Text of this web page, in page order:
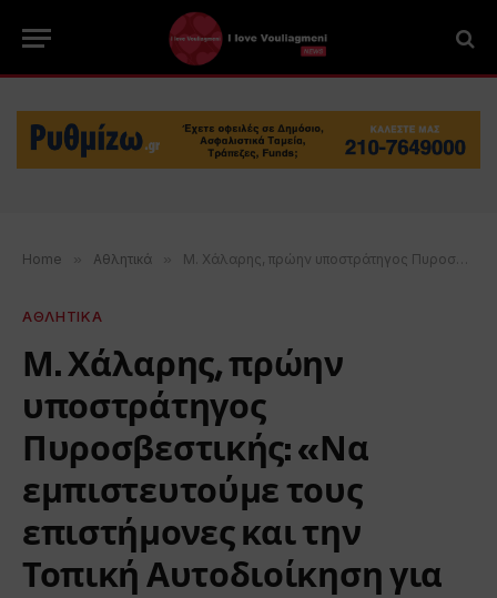
Home » Αθλητικά » Μ. Χάλαρης, πρώην υποστράτηγος Πυροσβεστικής: «Να εμπιστευτούμε τους επιστήμονες και την Τοπική Αυτοδιοίκηση για την αποκατάσταση των καμένων περιοχών».
ΑΘΛΗΤΙΚΑ
Μ. Χάλαρης, πρώην
υποστράτηγος
Πυροσβεστικής: «Να
εμπιστευτούμε τους
επιστήμονες και την
Τοπική Αυτοδιοίκηση για